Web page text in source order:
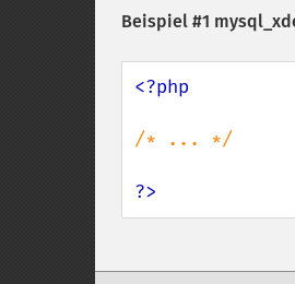
Beispiel #1
<?php
/* ... */
?>